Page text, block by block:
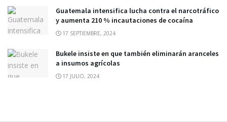
Guatemala intensifica lucha contra el narcotráfico
y aumenta 210 % incautaciones de cocaína
17 SEPTIEMBRE, 2024
Bukele insiste en que también eliminarán aranceles
a insumos agrícolas
17 JULIO, 2024